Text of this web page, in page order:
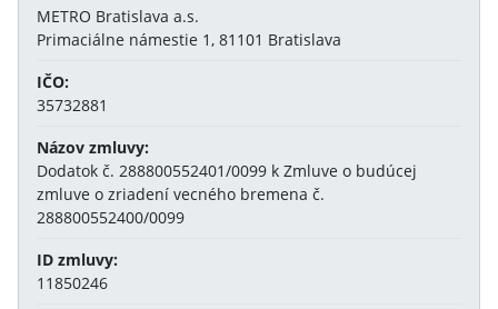
METRO Bratislava a.s.
Primaciálne námestie 1, 81101 Bratislava
IČO:
35732881
Názov zmluvy:
Dodatok č. 288800552401/0099 k Zmluve o budúcej
zmluve o zriadení vecného bremena č.
288800552400/0099
ID zmluvy:
11850246